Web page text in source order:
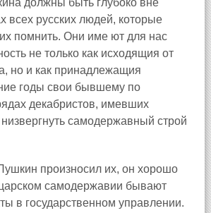
должны быть глубоко вне
всех русских людей, которые
помнить. Они име ют для нас
не только как исходящия от
но и как принадлежащия
годы свои бывшему по
декабристов, имевших
самодержавный строй
произносил их, он хорошо
самодержавии бывают
в государственном управлении.